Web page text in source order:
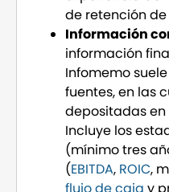
de retención
Información
información
Infomemo
fuentes, en las
depositadas en
Incluye los
(mínimo tres
(EBITDA, ROIC,
flujo de caja y